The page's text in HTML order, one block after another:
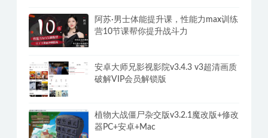
阿苏·男士体能提升课，性能力max训练
营10节课帮你提升战斗力
安卓大师兄影视影院v3.4.3 v3超清画质
破解VIP会员解锁版
植物大战僵尸杂交版v3.2.1魔改版+修改
器PC+安卓+Mac